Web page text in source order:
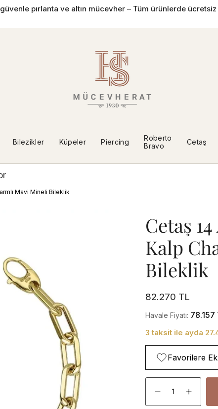
Bilezikler Küpeler Piercing
Roberto
Bravo
Cetaş
pırlanta ve altın mücevher – Tüm ürünlerde
Mavi Mineli Bileklik
Cetaş
Kalp
Bileklik
82.270 TL
Havale Fiyatı: 78.157
3 taksit ile ayda
Favorilere
Adet